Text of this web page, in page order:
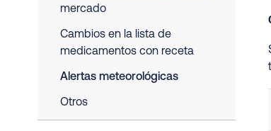
mercado
Cambios en la lista de
medicamentos con receta
Alertas meteorológicas
Otros